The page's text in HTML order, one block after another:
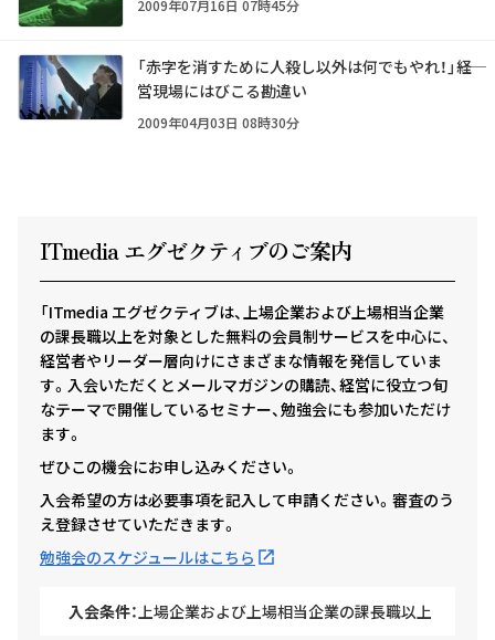
2009年07月16日 07時45分
「赤字を消すために人殺し以外は何でもやれ！」――経
営現場にはびこる勘違い
2009年04月03日 08時30分
ITmedia エグゼクティ ブのご案内
「ITmedia エグゼクティブは、上場企業および上場相当企業
の課長職以上を対象とした無料の会員制サービスを中心に、
経営者やリーダー層向けにさまざまな情報を発信していま
す。入会いただくとメールマガジンの購読、経営に役立つ旬
なテーマで開催しているセミナー、勉強会にも参加いただけ
ます。
ぜひこの機会にお申し込みください。
入会希望の方は必要事項を記入して申請ください。審査のう
え登録させていただきます。
勉強会のスケジュールはこちら
入会条件： 上場企業および上場相当企業の課長職以上